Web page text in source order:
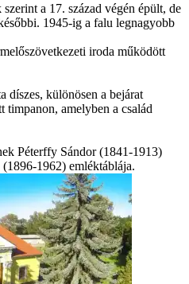
a 17. század végén épült, de
1945-ig a falu legnagyobb
iroda működött
díszes, különösen a bejárat
timpanon, amelyben a család
Péterffy Sándor (1841-1913)
1962) emléktáblája.